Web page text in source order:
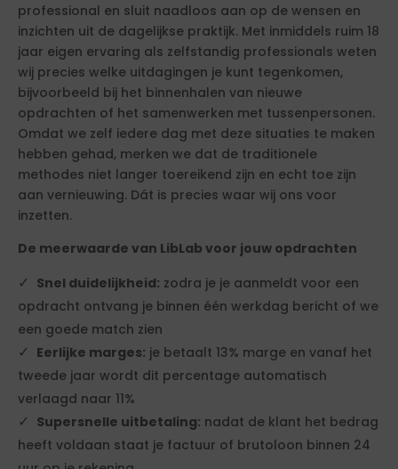
professional en sluit naadloos aan op de wensen en
inzichten uit de dagelijkse praktijk. Met inmiddels ruim 18
jaar eigen ervaring als zelfstandig professionals weten
wij precies welke uitdagingen je kunt tegenkomen,
bijvoorbeeld bij het binnenhalen van nieuwe
opdrachten of het samenwerken met tussenpersonen.
Omdat we zelf iedere dag met deze situaties te maken
hebben gehad, merken we dat de traditionele
methodes niet langer toereikend zijn en echt toe zijn
aan vernieuwing. Dát is precies waar wij ons voor
inzetten.
De meerwaarde van LibLab voor jouw opdrachten
Snel duidelijkheid: zodra je je aanmeldt voor een
opdracht ontvang je binnen één werkdag bericht of we
een goede match zien
Eerlijke marges: je betaalt 13% marge en vanaf het
tweede jaar wordt dit percentage automatisch
verlaagd naar 11%
Supersnelle uitbetaling: nadat de klant het bedrag
heeft voldaan staat je factuur of brutoloon binnen 24